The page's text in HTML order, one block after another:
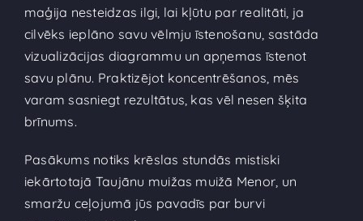
maģija nesteidzas ilgi, lai kļūtu par realitāti, ja
cilvēks ieplāno savu vēlmju īstenošanu, sastāda
vizualizācijas diagrammu un apņemas īstenot
savu plānu. Praktizējot koncentrēšanos, mēs
varam sasniegt rezultātus, kas vēl nesen šķita
brīnums.
Pasākums notiks krēslas stundās mistiski
iekārtotajā Taujānu muižas muižā Menor, un
smaržu ceļojumā jūs pavadīs par burvi